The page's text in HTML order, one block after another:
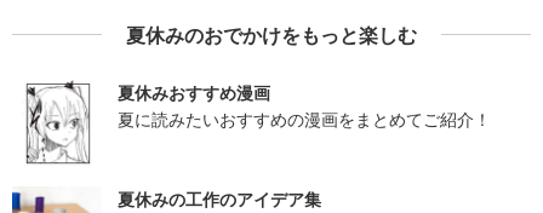
夏休みのおでかけをもっと楽しむ
夏休みおすすめ漫画
夏に読みたいおすすめの漫画をまとめてご紹介！
夏休みの工作のアイデア集